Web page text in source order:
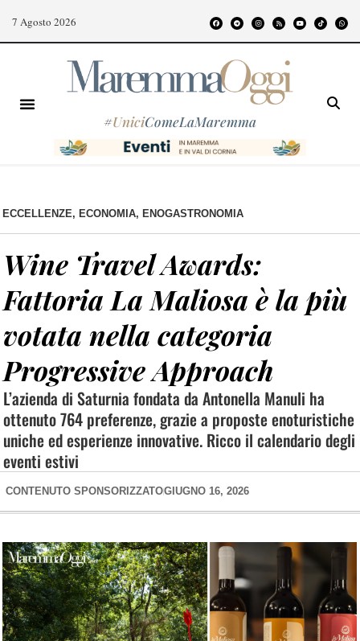
7 Agosto 2026
#UniciComeLaMaremma
ECCELLENZE, ECONOMIA, ENOGASTRONOMIA
Wine Travel Awards:
Fattoria La Maliosa è la più
votata nella categoria
Progressive Approach
L’azienda di Saturnia fondata da Antonella Manuli ha
ottenuto 764 preferenze, grazie a proposte enoturistiche
uniche ed esperienze innovative. Ricco il calendario degli
eventi estivi
CONTENUTO SPONSORIZZATOGIUGNO 16, 2026